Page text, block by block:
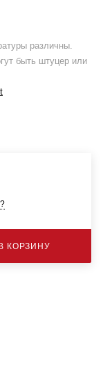
различны.
быть штуцер или
В КОРЗИНУ